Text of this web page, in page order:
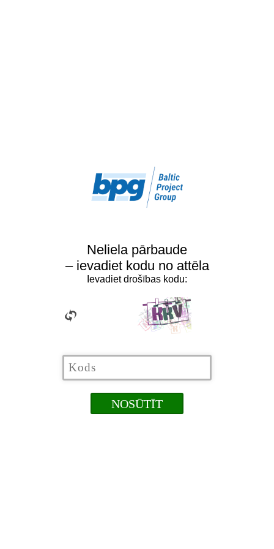
Neliela pārbaude
– ievadiet kodu no attēla
Ievadiet drošības kodu: